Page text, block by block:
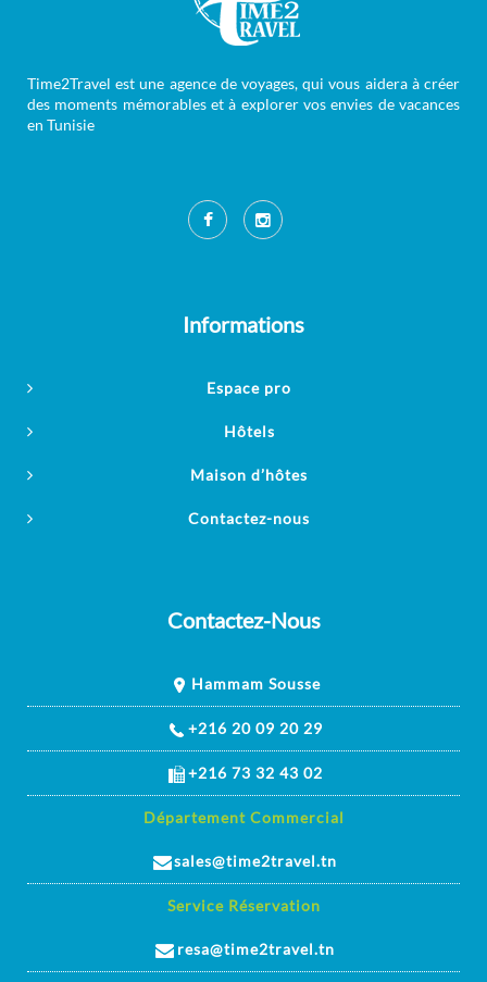
Time2Travel est une agence de voyages, qui vous aidera à créer
des moments mémorables et à explorer vos envies de vacances
en Tunisie
Informations
Espace pro
Hôtels
Maison d’hôtes
Contactez-nous
Contactez-Nous
Hammam Sousse
+216 20 09 20 29
+216 73 32 43 02
Département Commercial
sales@time2travel.tn
Service Réservation
resa@time2travel.tn